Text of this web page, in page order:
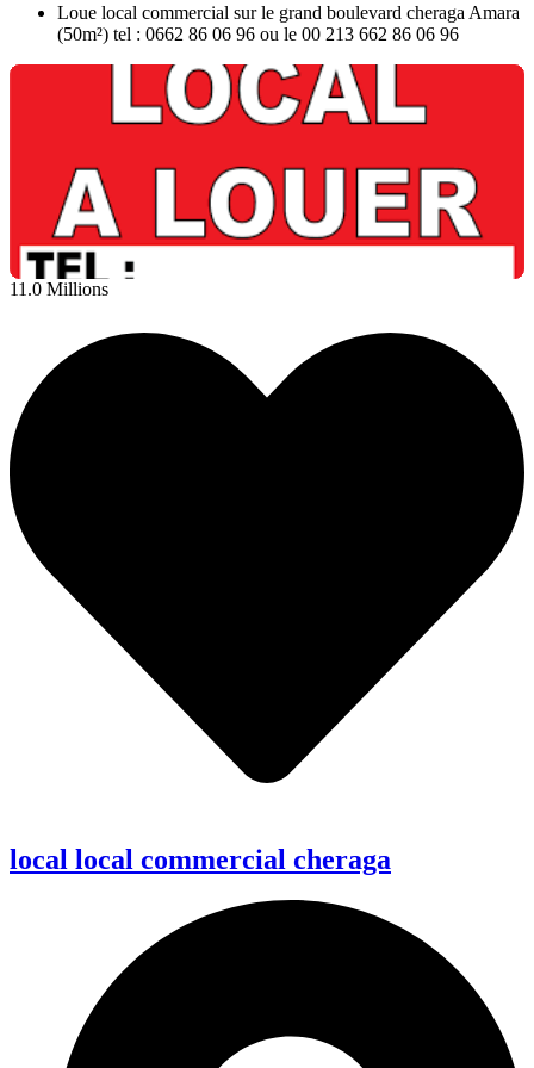
Loue local commercial sur le grand boulevard cheraga Amara
(50m²) tel : 0662 86 06 96 ou le 00 213 662 86 06 96
11.0 Millions
local local commercial cheraga